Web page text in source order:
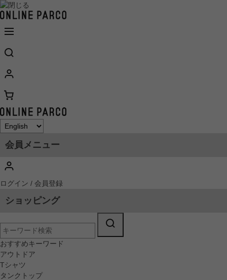
会員メニュー
ログイン / 会員登録
ショッピング
おすすめキーワード
アウトドア
Tシャツ
タンクトップ